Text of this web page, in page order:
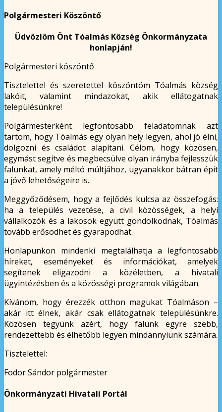
Polgármesteri Köszöntő
Üdvözlöm Önt Tóalmás Község Önkormányzata
honlapján!
Polgármesteri köszöntő
Tisztelettel és szeretettel köszöntöm Tóalmás község
lakóit, valamint mindazokat, akik ellátogatnak
településünkre!
Polgármesterként legfontosabb feladatomnak azt
tartom, hogy Tóalmás egy olyan hely legyen, ahol jó élni,
dolgozni és családot alapítani. Célom, hogy közösen,
egymást segítve és megbecsülve olyan irányba fejlesszük
falunkat, amely méltó múltjához, ugyanakkor bátran épít
a jövő lehetőségeire is.
Meggyőződésem, hogy a fejlődés kulcsa az összefogás:
ha a település vezetése, a civil közösségek, a helyi
vállalkozók és a lakosok együtt gondolkodnak, Tóalmás
tovább erősödhet és gyarapodhat.
Honlapunkon mindenki megtalálhatja a legfontosabb
híreket, eseményeket és információkat, amelyek
segítenek eligazodni a közéletben, a hivatali
ügyintézésben és a közösségi programok világában.
Kívánom, hogy érezzék otthon magukat Tóalmáson –
akár itt élnek, akár csak ellátogatnak településünkre.
Közösen tegyünk azért, hogy falunk egyre szebb,
rendezettebb és élhetőbb legyen mindannyiunk számára.
Tisztelettel:
Fodor Sándor polgármester
Önkormányzati Hivatali Portál